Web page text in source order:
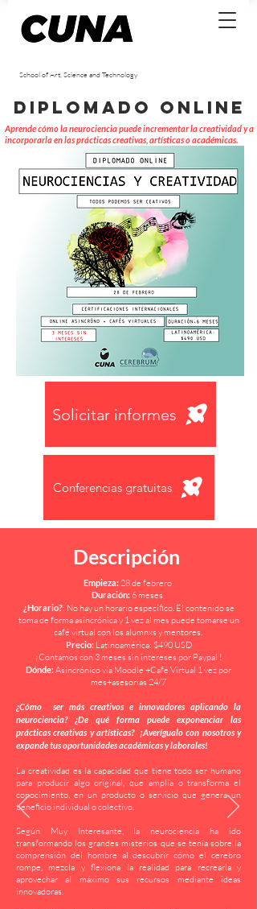
School of Art, Science and Technology
diplomado online
Aprende cómo la neurociencia puede incrementar la creatividad y a
incorporarla en las prácticas creativas, artísticas o académicas.
Solicitar informes
Conferencias gratuitas
Descripción
Empieza: 28 de febrero
Duración:6 meses
¿Horario?: No hay un horario específico. El contenido se
toma de forma asincrónica y 1 vez al mes puede tomarse un
café virtual con los alumnxs y mentores.
Precio: Latinoamérica: $490 USD
¡Contamos con 3 meses sin intereses por Paypal !
Dónde:Asincrónico vía Moodle +Café Virtual 1 vez por
mes+asesorías 24/7
¿Cómo ser más creativos e innovadores aplicando la
neurociencia? ¿De qué forma puede exponenciar las
prácticas creativas y artísticas? ¡Averígualo con nosotros y
expande tus oportunidades académicas y laborales!
La creatividad es la capacidad que tiene todo ser humano
para producir algo original, que amplía o transforma el
conocimiento, en un producto o servicio que genera un
beneficio individual o colectivo.
Según Muy Interesante, la neurociencia ha ido
transformando los grandes misterios que se tenía sobre la
comprensión del hombre al descubrir cómo el cerebro
rompe, mezcla y flexiona la realidad para recrearla y
aprovechar al máximo sus recursos mediante ideas
innovadoras.